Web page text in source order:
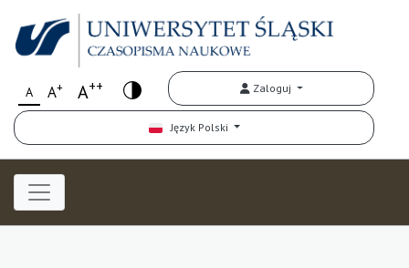
A A+ A++ Zaloguj
Język Polski